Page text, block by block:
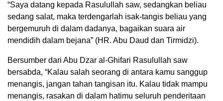
“Saya datang kepada Rasulullah saw, sedangkan beliau
sedang salat, maka terdengarlah isak-tangis beliau yang
bergemuruh di dalam dadanya, bagaikan suara air
mendidih dalam bejana” (HR. Abu Daud dan Tirmidzi).
Bersumber dari Abu Dzar al-Ghifari Rasulullah saw
bersabda, “Kalau salah seorang di antara kamu sanggup
menangis, jangan tahan tangisan itu. Kalau tidak mampu
menangis, rasakan di dalam hatimu seluruh penderitaan